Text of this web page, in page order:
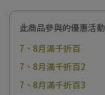
此商品參與的優惠活動
7、8月滿千折百
7、8月滿千折百2
7、8月滿千折百3